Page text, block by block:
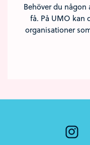
Behöver du
få. På UMO kan
organisationer